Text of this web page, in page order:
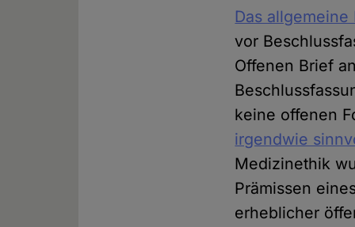
Das
vor
Offenen Brief
keine offenen
irgendwie
Medizinethik
Prämissen
erheblicher